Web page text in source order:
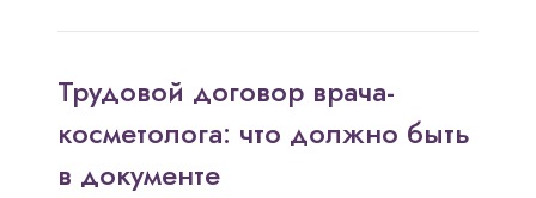
Трудовой договор врача-
косметолога: что должно быть
в документе